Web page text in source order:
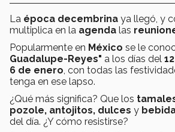
La época decembrina ya llegó, y
multiplica en la agenda las
Popularmente en México se le
Guadalupe-Reyes" a los días del
6 de enero , con todas las
tenga en ese lapso.
¿Qué más significa? Que los
pozole, antojitos, dulces y
del día. ¿Y cómo resistirse?